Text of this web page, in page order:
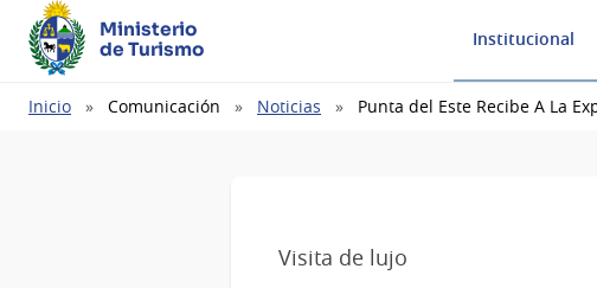
Ministerio
de Turismo
Institucional
Ruta
Inicio Comunicación Noticias Punta del Este Recibe A La
Visita de lujo